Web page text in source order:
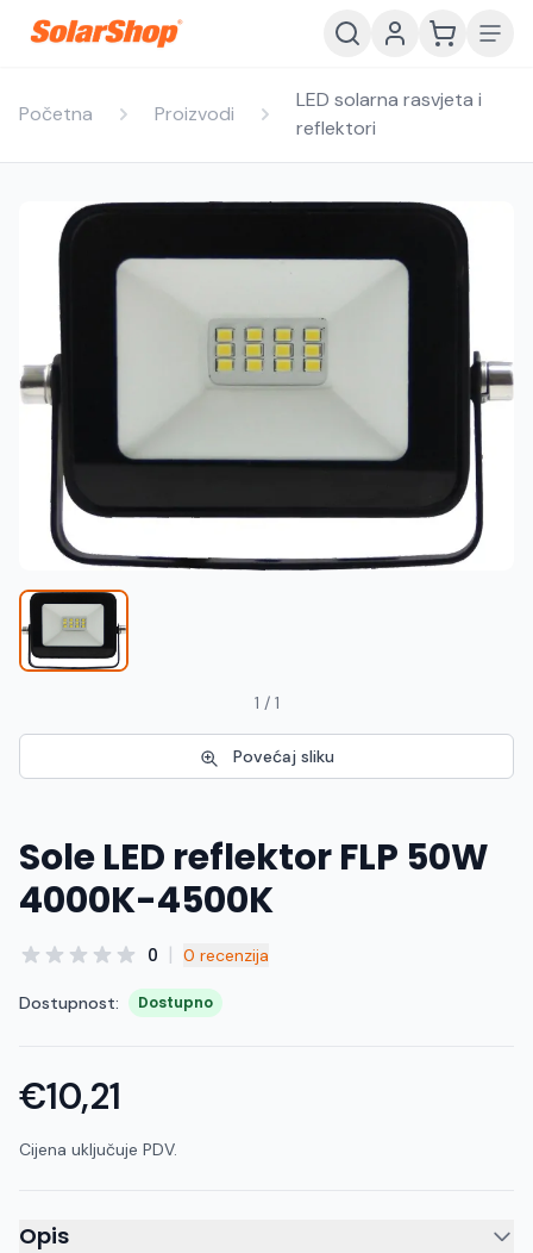
HR Hrvatski EN English
RS Srpski
MK Македонски
Početna Proizvodi
LED solarna rasvjeta i
reflektori
1 / 1
Povećaj sliku
Sole LED reflektor FLP 50W
4000K-4500K
0 | 0 recenzija
Dostupnost: Dostupno
€10,21
Cijena uključuje PDV.
Opis